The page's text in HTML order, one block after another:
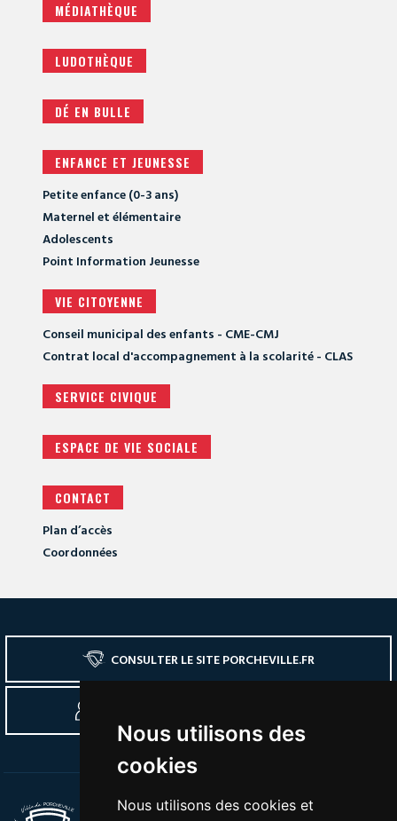
Nous utilisons des
cookies
Nous utilisons des cookies et
MÉDIATHÈQUE
LUDOTHÈQUE
DÉ EN BULLE
ENFANCE ET JEUNESSE
Petite enfance (0-3 ans)
Maternel et élémentaire
Adolescents
Point Information Jeunesse
VIE CITOYENNE
Conseil municipal des enfants - CME-CMJ
Contrat local d'accompagnement à la scolarité - CLAS
SERVICE CIVIQUE
ESPACE DE VIE SOCIALE
CONTACT
Plan d’accès
Coordonnées
CONSULTER LE SITE PORCHEVILLE.FR
Tél :01 30 63 30 80